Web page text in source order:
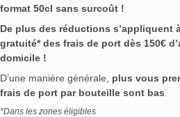
format 50cl sans surcoût !
De plus des réductions s’appliquent
gratuité* des frais de port dès 150€
domicile !
D’une manière générale, plus vous
frais de port par bouteille sont bas
*Dans les zones éligibles